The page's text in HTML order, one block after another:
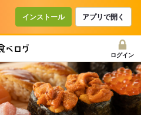
インストール アプリで開く
ログイン
えるクーポン
用せず予約する